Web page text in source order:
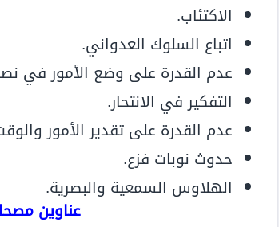
الاكتئاب.
اتباع السلوك العدواني.
عدم القدرة على وضع الأمور في
التفكير في الانتحار.
عدم القدرة على تقدير الأمور
حدوث نوبات فزع.
الهلاوس السمعية والبصرية.
عناوين